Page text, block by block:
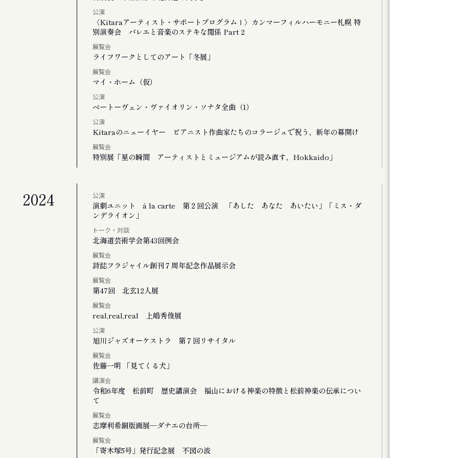
公演
〈Kitaraアーティスト・サポートプログラムⅠ〉カンマーフィルハーモニー札幌 特
別演奏会 バレエと音楽のステキな関係 Part 2
展覧会
ライフワークとしてのアート「冬展」
展覧会
マイ・ホーム（仮）
公演
ベートーヴェン・ヴァイオリン・ソナタ全曲（1）
公演
Kitaraのニューイヤー ピアニスト作曲家たちのコラージュで祝う、新年の幕開け
展覧会
特別展「星の瞬間 アーティストとミュージアムが読み直す、Hokkaido」
2024 公演
演劇ユニット à la carte 第２回公演 「あした あなた あいたい」「ミス・ダ
ンデライオン」
トーク・対談
北海道芸術学会第43回例会
展覧会
詩誌フラジャイル創刊７周年記念作品展示会
展覧会
第47回 北玄12人展
展覧会
real,real,real 上嶋秀俊展
公演
旭川ジャズオーケストラ 第７回リサイタル
展覧会
佐藤一明 「見てくる犬」
講演会
令和6年度 松前町 歴史講演会 福山における神楽の特徴と松前神楽の伝承につい
て
展覧会
志摩利希銅版画展―ダナエの台所―
展覧会
「寄木塚5号」発行記念展 不図の波